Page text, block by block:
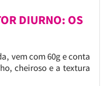
DIURNO: OS
vem com 60g e conta
cheiroso e a textura